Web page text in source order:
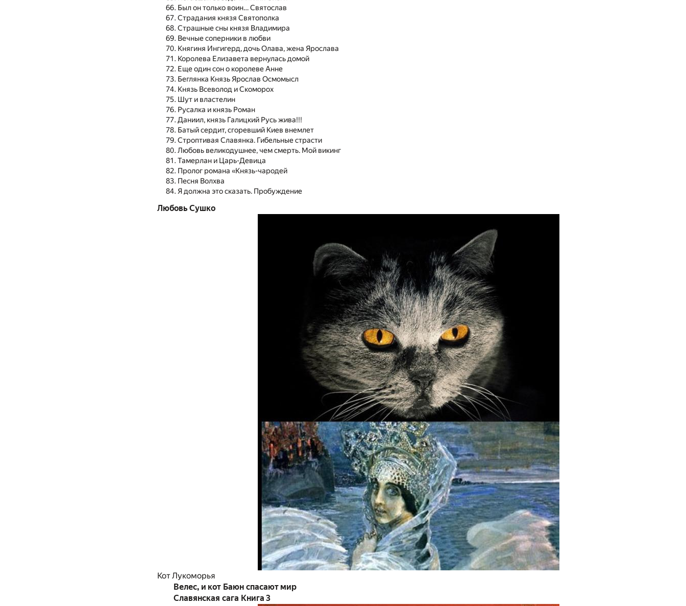
Был он только воин… Святослав
Страдания князя Святополка
Страшные сны князя Владимира
Вечные соперники в любви
Княгиня Ингигерд, дочь Олава, жена Ярослава
Королева Елизавета вернулась домой
Еще один сон о королеве Анне
Беглянка Князь Ярослав Осмомысл
Князь Всеволод и Скоморох
Шут и властелин
Русалка и князь Роман
Даниил, князь Галицкий Русь жива!!!
Батый сердит, сгоревший Киев внемлет
Строптивая Славянка. Гибельные страсти
Любовь великодушнее, чем смерть. Мой викинг
Тамерлан и Царь-Девица
Пролог романа «Князь-чародей
Песня Волхва
Я должна это сказать. Пробуждение
Любовь Сушко
Кот Лукоморья
Велес, и кот Баюн спасают мир
Славянская сага Книга 3